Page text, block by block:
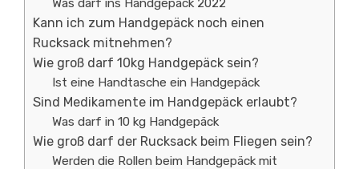
Was darf ins Handgepäck 2022
Kann ich zum Handgepäck noch einen
Rucksack mitnehmen?
Wie groß darf 10kg Handgepäck sein?
Ist eine Handtasche ein Handgepäck
Sind Medikamente im Handgepäck erlaubt?
Was darf in 10 kg Handgepäck
Wie groß darf der Rucksack beim Fliegen sein?
Werden die Rollen beim Handgepäck mit